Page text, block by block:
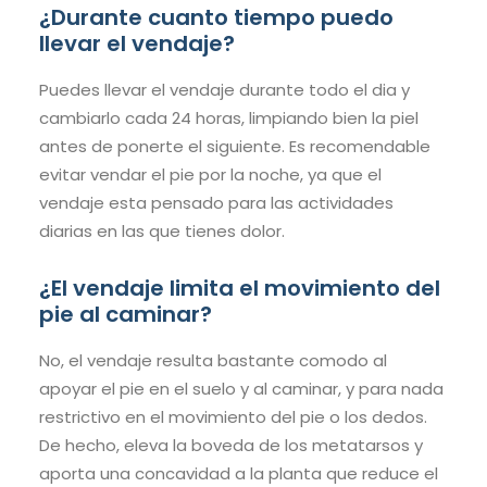
¿Durante cuanto tiempo puedo
llevar el vendaje?
Puedes llevar el vendaje durante todo el dia y
cambiarlo cada 24 horas, limpiando bien la piel
antes de ponerte el siguiente. Es recomendable
evitar vendar el pie por la noche, ya que el
vendaje esta pensado para las actividades
diarias en las que tienes dolor.
¿El vendaje limita el movimiento del
pie al caminar?
No, el vendaje resulta bastante comodo al
apoyar el pie en el suelo y al caminar, y para nada
restrictivo en el movimiento del pie o los dedos.
De hecho, eleva la boveda de los metatarsos y
aporta una concavidad a la planta que reduce el